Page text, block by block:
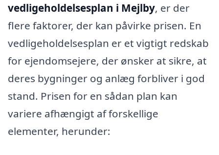
vedligeholdelsesplan i Mejlby, er der
flere faktorer, der kan påvirke prisen. En
vedligeholdelsesplan er et vigtigt redskab
for ejendomsejere, der ønsker at sikre, at
deres bygninger og anlæg forbliver i god
stand. Prisen for en sådan plan kan
variere afhængigt af forskellige
elementer, herunder: